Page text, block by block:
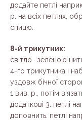
додайте петлі
р. на всіх петлях,
спицю.
8-й трикутник:
світло -зеленою
4-го трикутника і
уздовж бічної
1 вив. р., потім
додаткові 3. петлі
доповнить. петлі